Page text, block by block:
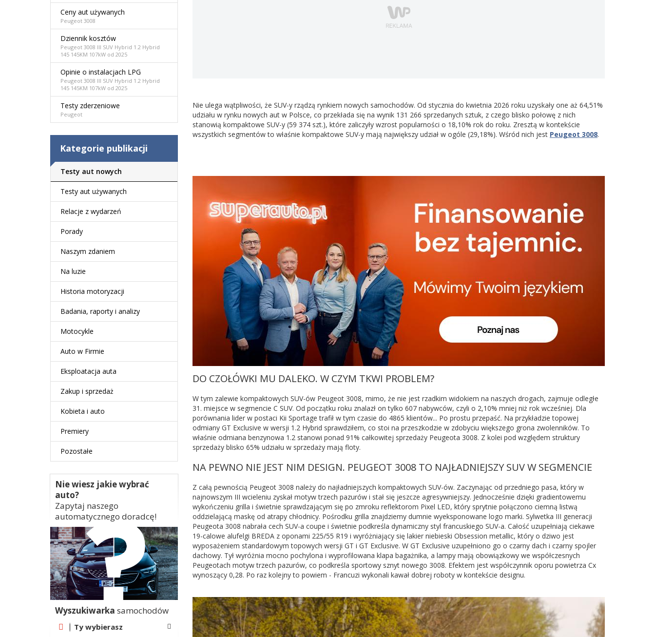
Nie ulega wątpliwości, że SUV-y rządzą rynkiem nowych samochodów. Od stycznia do kwietnia 2026 roku uzyskały one aż 64,51%
udziału w rynku nowych aut w Polsce, co przekłada się na wynik 131 266 sprzedanych sztuk, z czego blisko połowę z nich
stanowią kompaktowe SUV-y (59 374 szt.), które zaliczyły wzrost popularności o 18,10% rok do roku. Zresztą w kontekście
wszystkich segmentów to właśnie kompaktowe SUV-y mają największy udział w ogóle (29,18%). Wśród nich jest Peugeot 3008.
DO CZOŁÓWKI MU DALEKO. W CZYM TKWI PROBLEM?
W tym zalewie kompaktowych SUV-ów Peugeot 3008, mimo, że nie jest rzadkim widokiem na naszych drogach, zajmuje odległe
31. miejsce w segmencie C SUV. Od początku roku znalazł on tylko 607 nabywców, czyli o 2,10% mniej niż rok wcześniej. Dla
porównania lider w postaci Kii Sportage trafił w tym czasie do 4865 klientów... Po prostu przepaść. Na przykładzie topowej
odmiany GT Exclusive w wersji 1.2 Hybrid sprawdziłem, co stoi na przeszkodzie w zdobyciu większego grona zwolenników. To
właśnie odmiana benzynowa 1.2 stanowi ponad 91% całkowitej sprzedaży Peugeota 3008. Z kolei pod względem struktury
sprzedaży blisko 65% udziału w sprzedaży mają floty.
NA PEWNO NIE JEST NIM DESIGN. PEUGEOT 3008 TO NAJŁADNIEJSZY SUV W SEGMENCIE
Z całą pewnością Peugeot 3008 należy do najładniejszych kompaktowych SUV-ów. Zaczynając od przedniego pasa, który w
najnowszym III wcieleniu zyskał motyw trzech pazurów i stał się jeszcze agresywniejszy. Jednocześnie dzięki gradientowemu
wykończeniu grilla i świetnie sprawdzającym się po zmroku reflektorom Pixel LED, który sprytnie połączono ciemną listwą
oddzielającą maskę od atrapy chłodnicy. Pośrodku grilla znajdziemy dumnie wyeksponowane logo marki. Sylwetka III generacji
Peugeota 3008 nabrała cech SUV-a coupe i świetnie podkreśla dynamiczny styl francuskiego SUV-a. Całość uzupełniają ciekawe
19-calowe alufelgi BREDA z oponami 225/55 R19 i wyróżniający się lakier niebieski Obsession metallic, który o dziwo jest
wyposażeniem standardowym topowych wersji GT i GT Exclusive. W GT Exclusive uzupełniono go o czarny dach i czarny spojler
dachowy. Tył wyróżnia mocno pochylona i wyprofilowana klapa bagażnika, a lampy mają obowiązkowy we współczesnych
Peugeotach motyw trzech pazurów, co podkreśla sportowy sznyt nowego 3008. Efektem jest współczynnik oporu powietrza Cx
wynoszący 0,28. Po raz kolejny to powiem - Francuzi wykonali kawał dobrej roboty w kontekście designu.
Ceny aut używanych
Peugeot 3008
Dziennik kosztów
Peugeot 3008 III SUV Hybrid 1.2 Hybrid
145 145KM 107kW od 2025
Opinie o instalacjach LPG
Peugeot 3008 III SUV Hybrid 1.2 Hybrid
145 145KM 107kW od 2025
Testy zderzeniowe
Peugeot
Kategorie publikacji
Testy aut nowych
Testy aut używanych
Relacje z wydarzeń
Porady
Naszym zdaniem
Na luzie
Historia motoryzacji
Badania, raporty i analizy
Motocykle
Auto w Firmie
Eksploatacja auta
Zakup i sprzedaż
Kobieta i auto
Premiery
Pozostałe
Nie wiesz jakie wybrać
auto?
Zapytaj naszego
automatycznego doradcę!
Wyszukiwarka samochodów
Ty wybierasz